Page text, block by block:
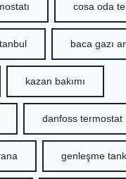
cosa oda
baca gazı
kazan bakımı
danfoss termostat
genleşme